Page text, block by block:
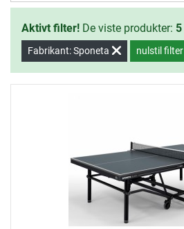
Aktivt filter! De viste produkter: 5
Fabrikant: Sponeta nulstil filter